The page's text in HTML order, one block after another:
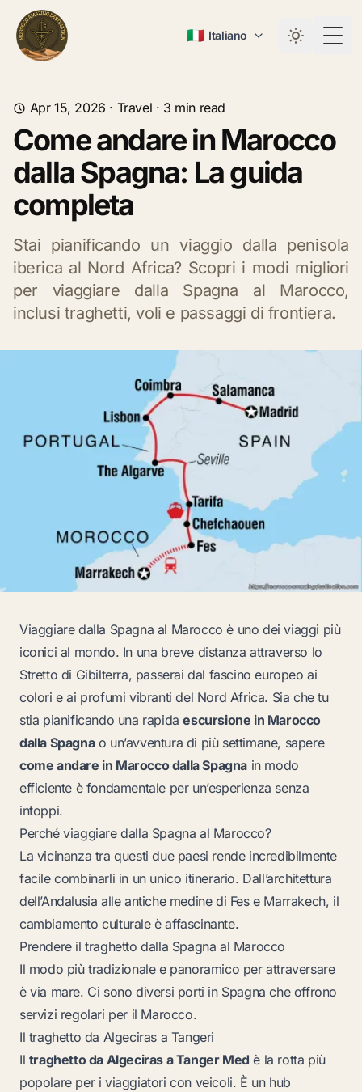
🇮🇹 Italiano
Apr 15, 2026 · Travel · 3 min read
Come andare in Marocco
dalla Spagna: La guida
completa
Stai pianificando un viaggio dalla penisola
iberica al Nord Africa? Scopri i modi migliori
per viaggiare dalla Spagna al Marocco,
inclusi traghetti, voli e passaggi di frontiera.
Viaggiare dalla Spagna al Marocco è uno dei viaggi più
iconici al mondo. In una breve distanza attraverso lo
Stretto di Gibilterra, passerai dal fascino europeo ai
colori e ai profumi vibranti del Nord Africa. Sia che tu
stia pianificando una rapidaescursione in Marocco
dalla Spagnao un’avventura di più settimane, sapere
come andare in Marocco dalla Spagna in modo
efficiente è fondamentale per un’esperienza senza
intoppi.
Perché viaggiare dalla Spagna al Marocco?
La vicinanza tra questi due paesi rende incredibilmente
facile combinarli in un unico itinerario. Dall’architettura
dell’Andalusia alle antiche medine di Fes e Marrakech, il
cambiamento culturale è affascinante.
Prendere il traghetto dalla Spagna al Marocco
Il modo più tradizionale e panoramico per attraversare
è via mare. Ci sono diversi porti in Spagna che offrono
servizi regolari per il Marocco.
Il traghetto da Algeciras a Tangeri
Il traghetto da Algeciras a Tanger Med è la rotta più
popolare per i viaggiatori con veicoli. È un hub